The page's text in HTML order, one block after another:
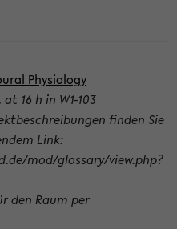
Physiology
16 h in W1-103
finden Sie
Link:
mod/glossary/view.php?
den Raum per